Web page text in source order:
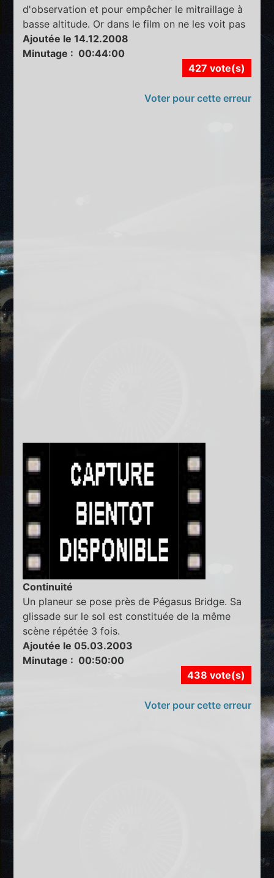
d'observation et pour empêcher le mitraillage à
basse altitude. Or dans le film on ne les voit pas
Ajoutée le 14.12.2008
Minutage : 00:44:00
427 vote(s)
Voter pour cette erreur
Continuité
Un planeur se pose près de Pégasus Bridge. Sa
glissade sur le sol est constituée de la même
scène répétée 3 fois.
Ajoutée le 05.03.2003
Minutage : 00:50:00
438 vote(s)
Voter pour cette erreur